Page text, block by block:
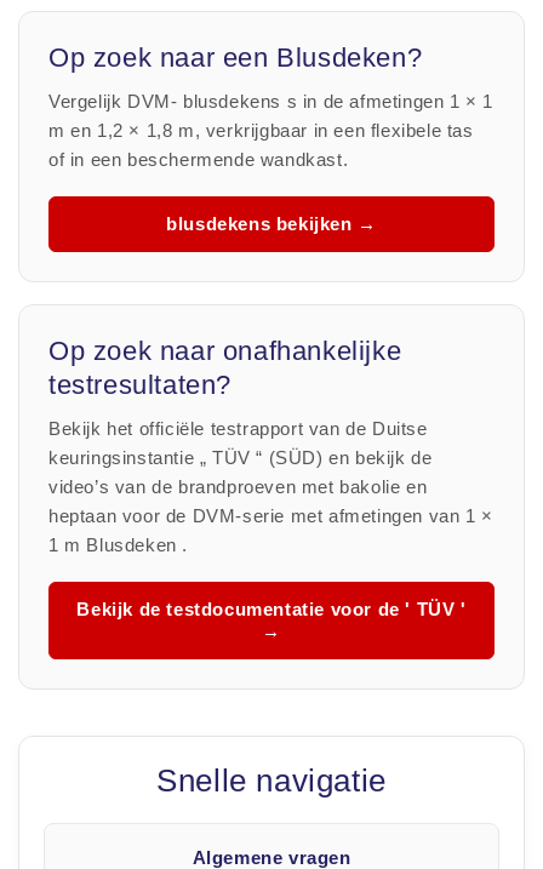
Op zoek naar een Blusdeken?
Vergelijk DVM- blusdekens s in de afmetingen 1 × 1
m en 1,2 × 1,8 m, verkrijgbaar in een flexibele tas
of in een beschermende wandkast.
blusdekens bekijken →
Op zoek naar onafhankelijke
testresultaten?
Bekijk het officiële testrapport van de Duitse
keuringsinstantie „ TÜV “ (SÜD) en bekijk de
video’s van de brandproeven met bakolie en
heptaan voor de DVM-serie met afmetingen van 1 ×
1 m Blusdeken .
Bekijk de testdocumentatie voor de ' TÜV '
→
Snelle navigatie
Algemene vragen